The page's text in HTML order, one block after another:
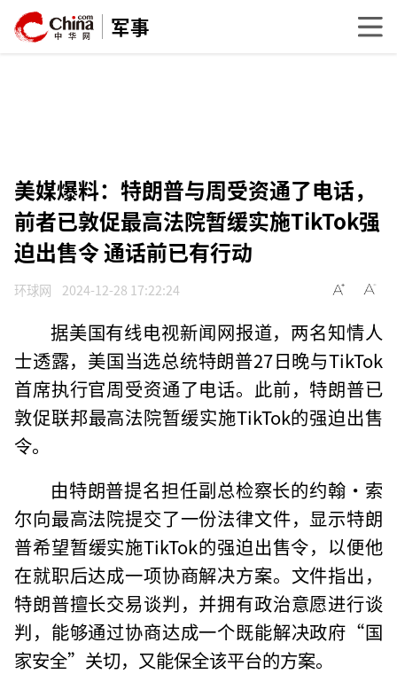
军事
美媒爆料：特朗普与周受资通了电话，
前者已敦促最高法院暂缓实施TikTok强
迫出售令 通话前已有行动
环球网 2024-12-28 17:22:24
据美国有线电视新闻网报道，两名知情人
士透露，美国当选总统特朗普27日晚与TikTok
首席执行官周受资通了电话。此前，特朗普已
敦促联邦最高法院暂缓实施TikTok的强迫出售
令。
由特朗普提名担任副总检察长的约翰·索
尔向最高法院提交了一份法律文件，显示特朗
普希望暂缓实施TikTok的强迫出售令，以便他
在就职后达成一项协商解决方案。文件指出，
特朗普擅长交易谈判，并拥有政治意愿进行谈
判，能够通过协商达成一个既能解决政府“国
家安全”关切，又能保全该平台的方案。